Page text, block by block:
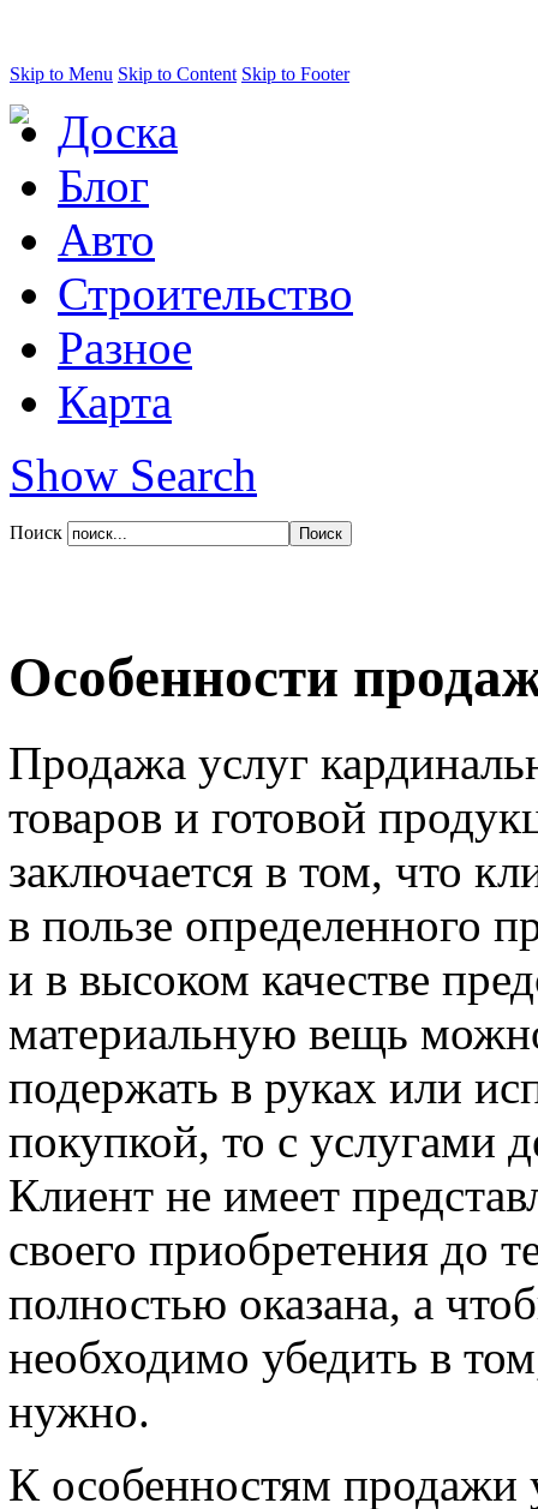
Skip to Menu Skip to Content Skip to Footer
Доска
Блог
Авто
Строительство
Разное
Карта
Show Search
Поиск
Особенности
Продажа услуг
товаров и готовой
заключается в том, что
в пользе определенного
и в высоком качестве
материальную вещь
подержать в руках или
покупкой, то с услугами
Клиент не имеет
своего приобретения до
полностью оказана, а
необходимо убедить в
нужно.
К особенностям продажи